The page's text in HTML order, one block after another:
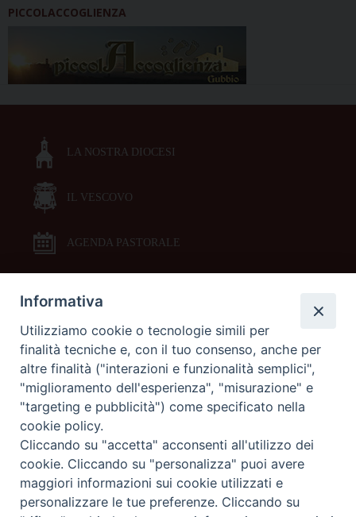
PICCOLACCOGLIENZA
LA NOSTRA DIOCESI
IL VESCOVO
AGENDA PASTORALE
DOCUMENTI PASTORALI
ORARI MESSE
LITURGIA DELLE ORE
GALLERIE FOTOGRAFICHE
GALLERIE VIDEO
Informativa
Utilizziamo cookie o tecnologie simili per
finalità tecniche e, con il tuo consenso, anche per
altre finalità ("interazioni e funzionalità semplici",
"miglioramento dell'esperienza", "misurazione" e
"targeting e pubblicità") come specificato nella
cookie policy.
Cliccando su "accetta" acconsenti all'utilizzo dei
cookie. Cliccando su "personalizza" puoi avere
maggiori informazioni sui cookie utilizzati e
personalizzare le tue preferenze. Cliccando su